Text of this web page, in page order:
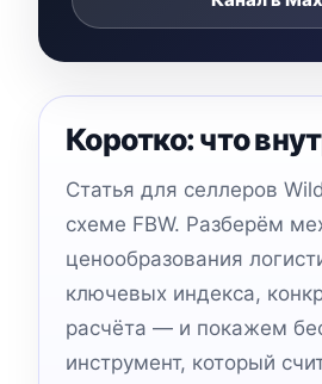
Коротко: что
Статья для селлеров
схеме FBW. Разберём
ценообразования
ключевых индекса,
расчёта — и покажем
инструмент, который